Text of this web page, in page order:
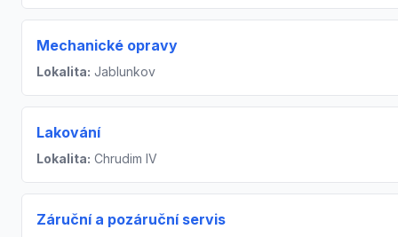
Mechanické opravy
Lokalita: Jablunkov
Lakování
Lokalita: Chrudim IV
Záruční a pozáruční servis